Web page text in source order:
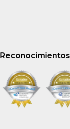
Reconocimientos